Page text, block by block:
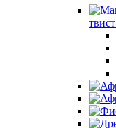
твист